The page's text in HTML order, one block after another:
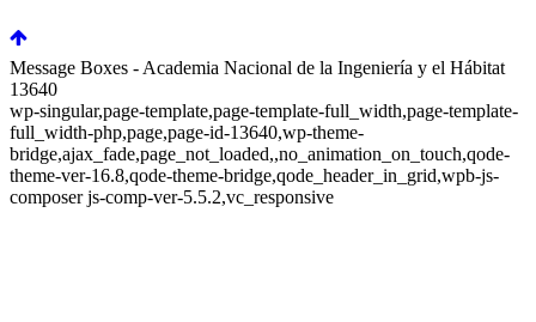
Message Boxes - Academia Nacional de la Ingeniería y el Hábitat
13640
wp-singular,page-template,page-template-full_width,page-template-
full_width-php,page,page-id-13640,wp-theme-
bridge,ajax_fade,page_not_loaded,,no_animation_on_touch,qode-
theme-ver-16.8,qode-theme-bridge,qode_header_in_grid,wpb-js-
composer js-comp-ver-5.5.2,vc_responsive